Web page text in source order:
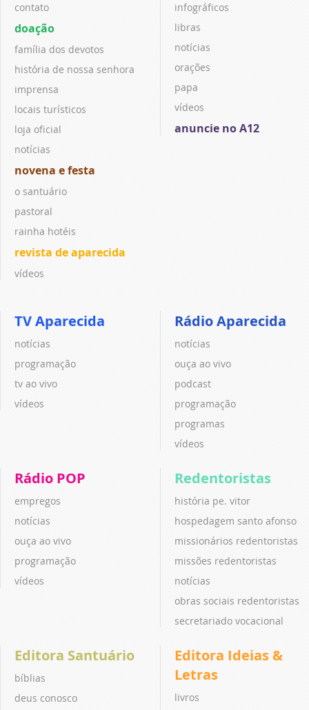
contato
doação
família dos devotos
história de nossa senhora
imprensa
locais turísticos
loja oficial
notícias
novena e festa
o santuário
pastoral
rainha hotéis
revista de aparecida
vídeos
infográficos
libras
notícias
orações
papa
vídeos
anuncie no A12
TV Aparecida
notícias
programação
tv ao vivo
vídeos
Rádio Aparecida
notícias
ouça ao vivo
podcast
programação
programas
vídeos
Rádio POP
empregos
notícias
ouça ao vivo
programação
vídeos
Redentoristas
história pe. vitor
hospedagem santo afonso
missionários redentoristas
missões redentoristas
notícias
obras sociais redentoristas
secretariado vocacional
Editora Santuário
bíblias
deus conosco
Editora Ideias &
Letras
livros